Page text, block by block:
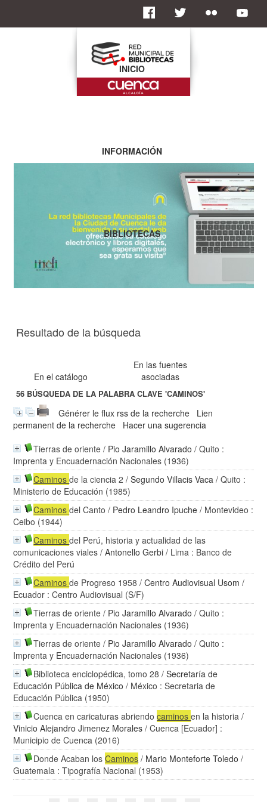
Resultado de la búsqueda
En el catálogo
En las fuentes
asociadas
56 BÚSQUEDA DE LA PALABRA CLAVE'CAMINOS'
Générer le flux rss de la recherche
Lien
permanent de la recherche
Hacer una sugerencia
Tierras de oriente / Pio Jaramillo Alvarado / Quito :
Imprenta y Encuadernación Nacionales (1936)
Caminosde la ciencia 2 /Segundo Villacis Vaca / Quito :
Ministerio de Educación (1985)
Caminosdel Canto / Pedro Leandro Ipuche / Montevideo :
Ceibo (1944)
Caminosdel Perú, historia y actualidad de las
comunicaciones viales /Antonello Gerbi / Lima : Banco de
Crédito del Perú
Caminosde Progreso 1958 /Centro Audiovisual Usom /
Ecuador : Centro Audiovisual (S/F)
Tierras de oriente / Pio Jaramillo Alvarado / Quito :
Imprenta y Encuadernación Nacionales (1936)
Tierras de oriente / Pio Jaramillo Alvarado / Quito :
Imprenta y Encuadernación Nacionales (1936)
Biblioteca enciclopédica, tomo 28 /Secretaría de
Educación Pública de México / México : Secretaria de
Educación Pública (1950)
Cuenca en caricaturas abriendocaminosen la historia /
Vinicio Alejandro Jimenez Morales / Cuenca [Ecuador] :
Municipio de Cuenca (2016)
Donde Acaban losCaminos / Mario Monteforte Toledo /
Guatemala : Tipografía Nacional (1953)
INICIO
INFORMACIÓN
BIBLIOTECAS